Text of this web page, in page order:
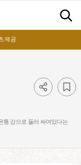
제공
통 강으로 둘러 싸여있다는